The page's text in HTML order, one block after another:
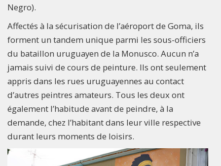
Negro).
Affectés à la sécurisation de l’aéroport de Goma, ils
forment un tandem unique parmi les sous-officiers
du bataillon uruguayen de la Monusco. Aucun n’a
jamais suivi de cours de peinture. Ils ont seulement
appris dans les rues uruguayennes au contact
d’autres peintres amateurs. Tous les deux ont
également l’habitude avant de peindre, à la
demande, chez l’habitant dans leur ville respective
durant leurs moments de loisirs.